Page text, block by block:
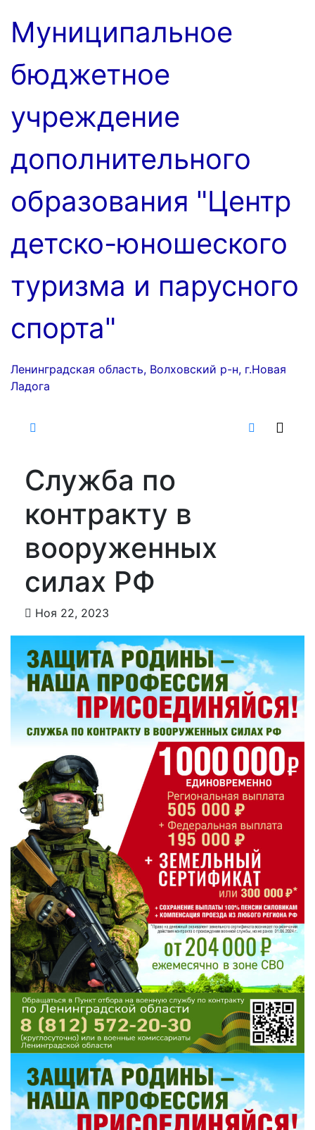
содержимому
Муниципальное
бюджетное
учреждение
дополнительного
образования "Центр
детско-юношеского
туризма и парусного
спорта"
Ленинградская область, Волховский р-н, г.Новая
Ладога
Служба по
контракту в
вооруженных
силах РФ
Ноя 22, 2023